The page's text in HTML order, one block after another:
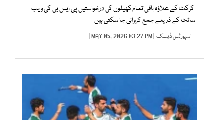
کرکٹ کے علاؤہ باقی تمام کھیلوں کی درخواستیں پی ایس بی کی ویب
سائٹ کے ذریعے جمع کروائی جا سکتی ہیں
اسپورٹس ڈیسک | MAY 05, 2026 03:27 PM |